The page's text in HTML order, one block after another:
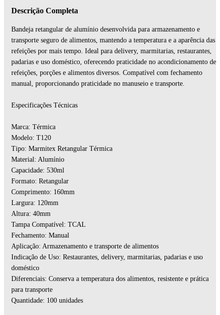
Descrição Completa
Bandeja retangular de alumínio desenvolvida para armazenamento e
transporte seguro de alimentos, mantendo a temperatura e a aparência das
refeições por mais tempo. Ideal para delivery, marmitarias, restaurantes,
padarias e uso doméstico, oferecendo praticidade no acondicionamento de
refeições, porções e alimentos diversos. Compatível com fechamento
manual, proporcionando praticidade no manuseio e transporte.
Especificações Técnicas
Marca: Térmica
Modelo: T120
Tipo: Marmitex Retangular Térmica
Material: Alumínio
Capacidade: 530ml
Formato: Retangular
Comprimento: 160mm
Largura: 120mm
Altura: 40mm
Tampa Compatível: TCAL
Fechamento: Manual
Aplicação: Armazenamento e transporte de alimentos
Indicação de Uso: Restaurantes, delivery, marmitarias, padarias e uso
doméstico
Diferenciais: Conserva a temperatura dos alimentos, resistente e prática
para transporte
Quantidade: 100 unidades